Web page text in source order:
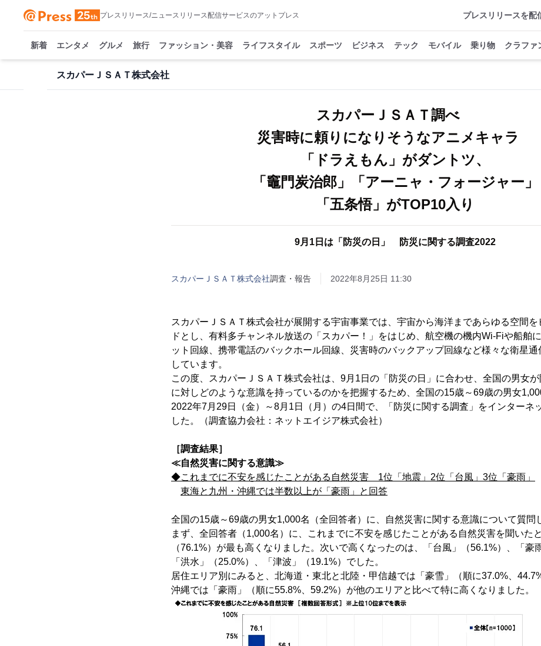
プレスリリース/ニュースリリース配信サービスのアットプレス プレスリリースを配
新着 エンタメ グルメ 旅行 ファッション・美容 ライフスタイル スポーツ ビジネス テック モバイル 乗り物 クラファ
スカパーＪＳＡＴ株式会社
スカパーＪＳＡＴ調べ
災害時に頼りになりそうなアニメキャラ
「ドラえもん」がダントツ、
「竈門炭治郎」「アーニャ・フォージャー」
「五条悟」がTOP10入り
9月1日は「防災の日」 防災に関する調査2022
スカパーＪＳＡＴ株式会社調査・報告 2022年8月25日 11:30
スカパーＪＳＡＴ株式会社が展開する宇宙事業では、宇宙から海洋まであらゆる空間
ドとし、有料多チャンネル放送の「スカパー！」をはじめ、航空機の機内Wi-Fiや船舶
ット回線、携帯電話のバックホール回線、災害時のバックアップ回線など様々な衛星
しています。
この度、スカパーＪＳＡＴ株式会社は、9月1日の「防災の日」に合わせ、全国の男女が
に対しどのような意識を持っているのかを把握するため、全国の15歳～69歳の男女
2022年7月29日（金）～8月1日（月）の4日間で、「防災に関する調査」をインターネ
した。（調査協力会社：ネットエイジア株式会社）
［調査結果］
≪自然災害に関する意識≫
◆これまでに不安を感じたことがある自然災害 1位「地震」2位「台風」3位「豪雨」
東海と九州・沖縄では半数以上が「豪雨」と回答
全国の15歳～69歳の男女1,000名（全回答者）に、自然災害に関する意識について質問
まず、全回答者（1,000名）に、これまでに不安を感じたことがある自然災害を聞いた
（76.1%）が最も高くなりました。次いで高くなったのは、「台風」（56.1%）、「豪
「洪水」（25.0%）、「津波」（19.1%）でした。
居住エリア別にみると、北海道・東北と北陸・甲信越では「豪雪」（順に37.0%、
沖縄では「豪雨」（順に55.8%、59.2%）が他のエリアと比べて特に高くなりました。